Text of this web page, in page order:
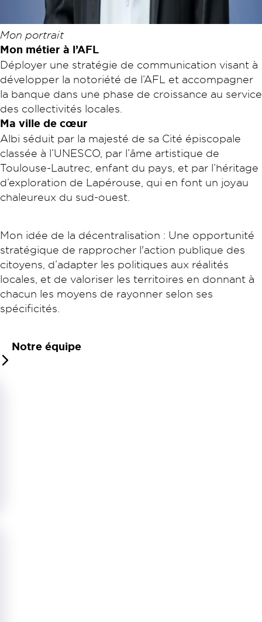
Mon portrait
Mon métier à l’AFL
Déployer une stratégie de communication visant à
développer la notoriété de l’AFL et accompagner
la banque dans une phase de croissance au service
des collectivités locales.
Ma ville de cœur
Albi séduit par la majesté de sa Cité épiscopale
classée à l’UNESCO, par l’âme artistique de
Toulouse-Lautrec, enfant du pays, et par l’héritage
d’exploration de Lapérouse, qui en font un joyau
chaleureux du sud-ouest.
Mon idée de la décentralisation : Une opportunité
stratégique de rapprocher l'action publique des
citoyens, d’adapter les politiques aux réalités
locales, et de valoriser les territoires en donnant à
chacun les moyens de rayonner selon ses
spécificités.
Notre équipe